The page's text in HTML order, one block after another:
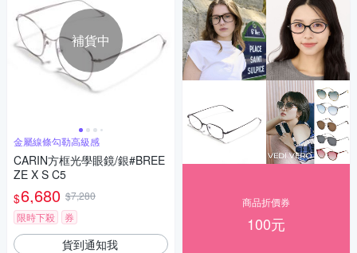
補貨中
金屬線條勾勒高級感
CARIN方框光學眼鏡/銀#BREE
ZE X S C5
$6,680 $7,280
限時下殺
券
貨到通知我
商品折價券
100元